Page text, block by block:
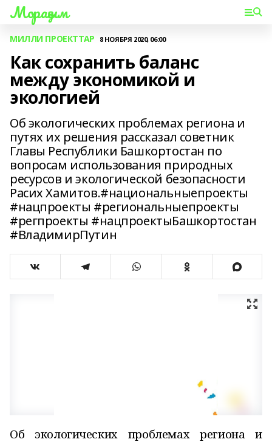
Мораҙым
МИЛЛИ ПРОЕКТТАР 8 НОЯБРЯ 2020, 06:00
Как сохранить баланс
между экономикой и
экологией
Об экологических проблемах региона и
путях их решения рассказал советник
Главы Республики Башкортостан по
вопросам использования природных
ресурсов и экологической безопасности
Расих Хамитов.#национальныепроекты
#нацпроекты #региональныепроекты
#регпроекты #нацпроектыБашкортостан
#ВладимирПутин
Об экологических проблемах региона и